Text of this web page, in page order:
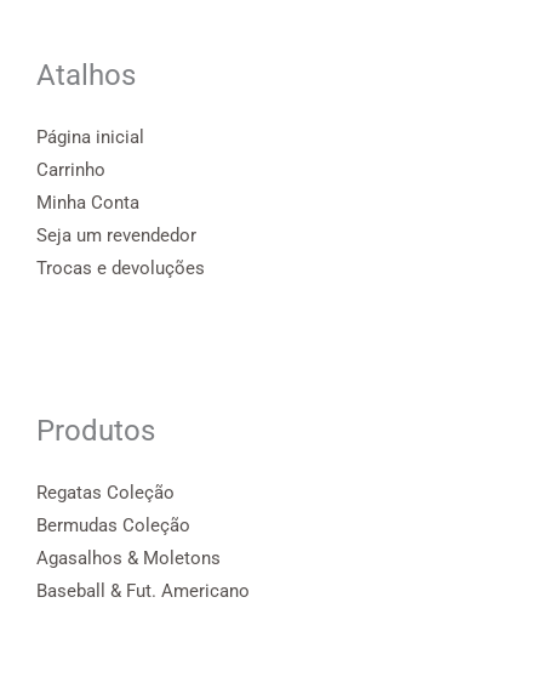
Atalhos
Página inicial
Carrinho
Minha Conta
Seja um revendedor
Trocas e devoluções
Produtos
Regatas Coleção
Bermudas Coleção
Agasalhos & Moletons
Baseball & Fut. Americano